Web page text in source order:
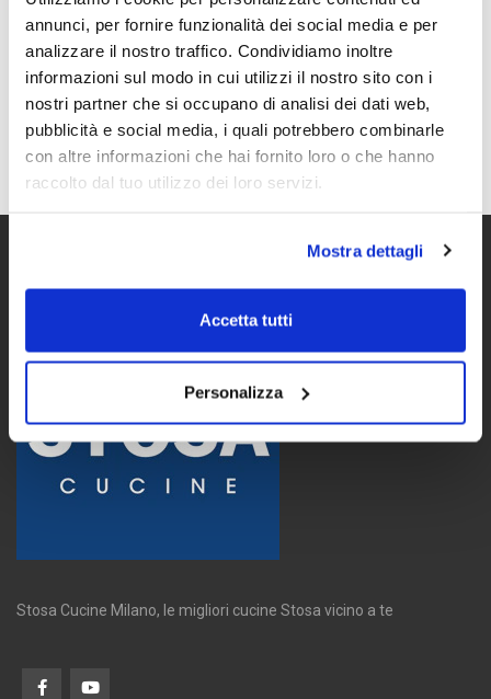
annunci, per fornire funzionalità dei social media e per
analizzare il nostro traffico. Condividiamo inoltre
informazioni sul modo in cui utilizzi il nostro sito con i
nostri partner che si occupano di analisi dei dati web,
pubblicità e social media, i quali potrebbero combinarle
con altre informazioni che hai fornito loro o che hanno
raccolto dal tuo utilizzo dei loro servizi.
Mostra dettagli
Accetta tutti
Personalizza
Whirlpool e Hotpoint (frigo, forno, piano cottura e lavastoviglie) e top,
in regalo lavatrice a scelta tra Whirlpool FFB7238SVIT o Hotpoint
NF723WKITN, oppure in regalo asciugatrice Hotpoint
NTM1172WKIT.
Promozione valida fino ad esaurimento scorte presso i rivenditori
aderenti.
Stosa Cucine Milano, le migliori cucine Stosa vicino a te